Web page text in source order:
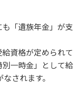
「遺族年金」が支
資格が定められて
一時金」として給
されます。